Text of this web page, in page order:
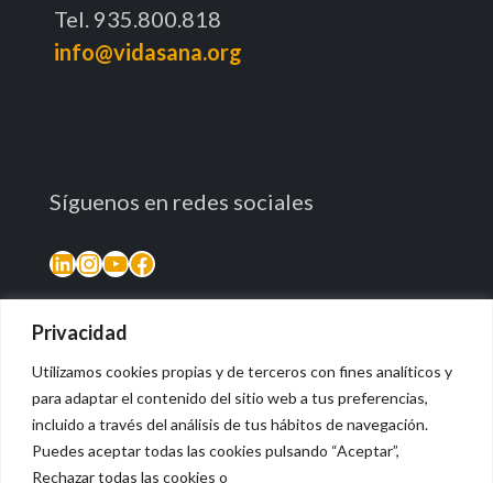
Privacidad
Utilizamos cookies propias y de terceros con fines analíticos y
para adaptar el contenido del sitio web a tus preferencias,
incluido a través del análisis de tus hábitos de navegación.
Puedes aceptar todas las cookies pulsando “Aceptar”,
Rechazar todas las cookies o
Tel. 935.800.818
info@vidasana.org
Síguenos en redes sociales
LinkedIn
Instagram
YouTube
Facebook